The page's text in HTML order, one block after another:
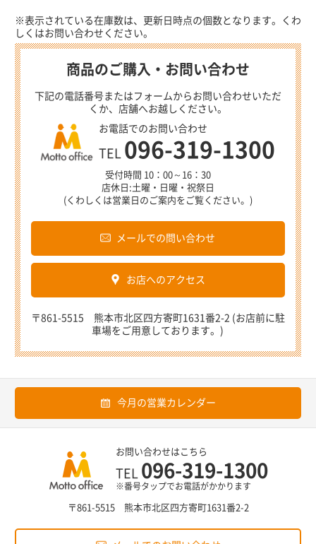
※表示されている在庫数は、更新日時点の個数となります。くわ
しくはお問い合わせください。
商品のご購入・お問い合わせ
下記の電話番号またはフォームからお問い合わせいただ
くか、店舗へお越しください。
お電話でのお問い合わせ
TEL 096-319-1300
受付時間 10：00～16：30
店休日:土曜・日曜・祝祭日
(くわしくは営業日のご案内をご覧ください。)
メールでの問い合わせ
お店へのアクセス
〒861-5515 熊本市北区四方寄町1631番2-2 (お店前に駐
車場をご用意しております。)
今月の営業カレンダー
お問い合わせはこちら
TEL 096-319-1300
※番号タップでお電話がかかります
〒861-5515 熊本市北区四方寄町1631番2-2